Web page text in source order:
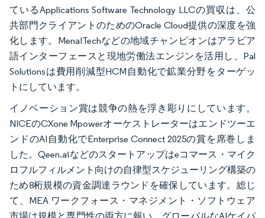
ているApplications Software Technology LLCの買収は、公
共部門クライアントのためのOracle Cloud提供の深度を強
化します。MenaITechなどの地域チャンピオンはアラビア
語インターフェースと現地労働法エンジンを活用し、Pal
Solutionsは費用削減型HCM自動化で鉱業分野をターゲッ
トにしています。
イノベーション賞は競争の熱を浮き彫りにしています。
NICEのCXone Mpowerオーケストレーターはエンドツーエ
ンドのAI自動化でEnterprise Connect 2025の賞を席巻しま
した。Qeen.aiなどのスタートアップはeコマース・マイク
ロフルフィルメント向けの自律型スケジューリング構築の
ため8桁規模の資金調達ラウンドを確保しています。総じ
て、MEA ワークフォース・マネジメント・ソフトウェア